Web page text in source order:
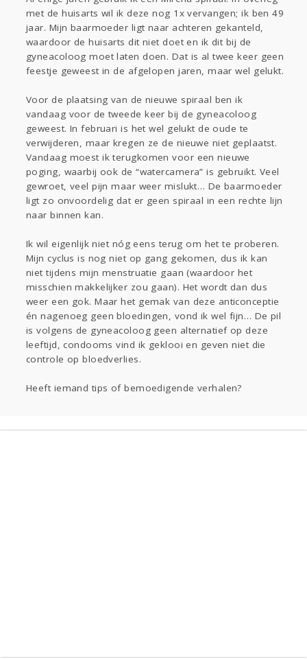
Gevraagd
Horen Doen
Zien
Lezen
met de huisarts wil ik deze nog 1x vervangen; ik ben 49
jaar. Mijn baarmoeder ligt naar achteren gekanteld,
waardoor de huisarts dit niet doet en ik dit bij de
gyneacoloog moet laten doen. Dat is al twee keer geen
feestje geweest in de afgelopen jaren, maar wel gelukt.
Voor de plaatsing van de nieuwe spiraal ben ik
vandaag voor de tweede keer bij de gyneacoloog
geweest. In februari is het wel gelukt de oude te
verwijderen, maar kregen ze de nieuwe niet geplaatst.
Vandaag moest ik terugkomen voor een nieuwe
poging, waarbij ook de “watercamera” is gebruikt. Veel
gewroet, veel pijn maar weer mislukt… De baarmoeder
ligt zo onvoordelig dat er geen spiraal in een rechte lijn
naar binnen kan.
Ik wil eigenlijk niet nóg eens terug om het te proberen.
Mijn cyclus is nog niet op gang gekomen, dus ik kan
niet tijdens mijn menstruatie gaan (waardoor het
misschien makkelijker zou gaan). Het wordt dan dus
weer een gok. Maar het gemak van deze anticonceptie
én nagenoeg geen bloedingen, vond ik wel fijn… De pil
is volgens de gyneacoloog geen alternatief op deze
leeftijd, condooms vind ik geklooi en geven niet die
controle op bloedverlies.
Heeft iemand tips of bemoedigende verhalen?